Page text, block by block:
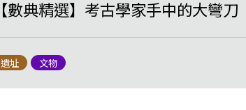
【數典精選】考古學家手中的大彎刀
遺址 文物